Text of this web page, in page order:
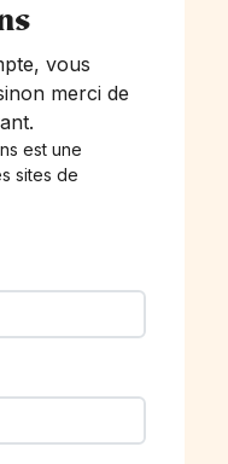
vous
merci de
est une
sites de